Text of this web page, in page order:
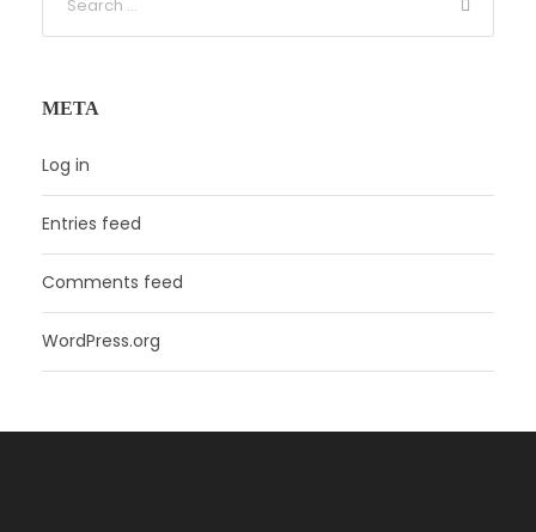
META
Log in
Entries feed
Comments feed
WordPress.org